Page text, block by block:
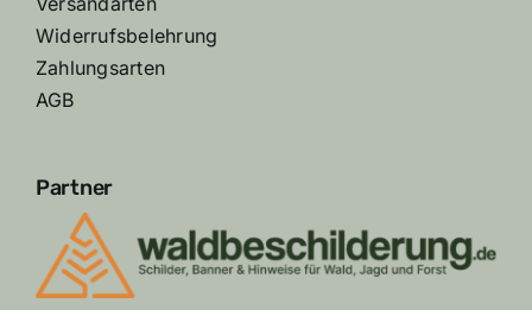
Widerrufsbelehrung
Zahlungsarten
AGB
Partner